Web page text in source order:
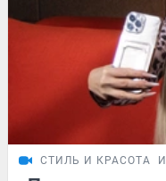
СТИЛЬ И КРАСОТА